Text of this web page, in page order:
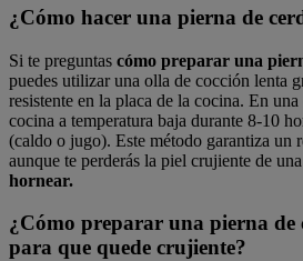
¿Cómo hacer una pierna de
Si te preguntas cómo preparar una
puedes utilizar una olla de cocción lenta
resistente en la placa de la cocina. En
cocina a temperatura baja durante 8-10
(caldo o jugo). Este método garantiza un
aunque te perderás la piel crujiente de una
hornear.
¿Cómo preparar una pierna de
para que quede crujiente?